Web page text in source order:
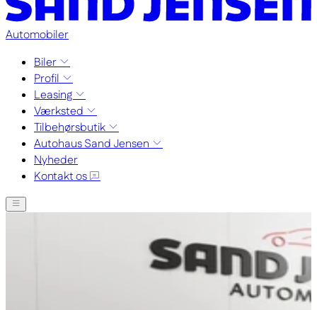
Automobiler
Biler
Profil
Leasing
Værksted
Tilbehørsbutik
Autohaus Sand Jensen
Nyheder
Kontakt os